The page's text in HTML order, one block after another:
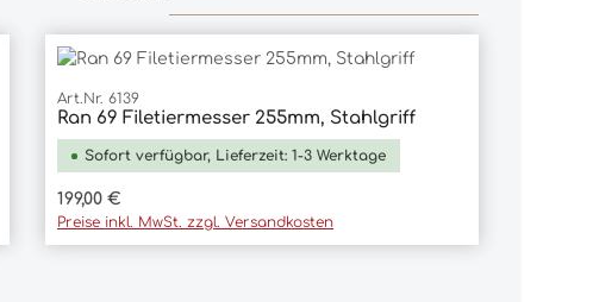
In den Warenkorb
Art.Nr. 6139
Ran 69 Filetiermesser 255mm, Stahlgriff
Sofort verfügbar, Lieferzeit: 1-3 Werktage
Regulärer Preis:
199,00 €
Preise inkl. MwSt. zzgl. Versandkosten